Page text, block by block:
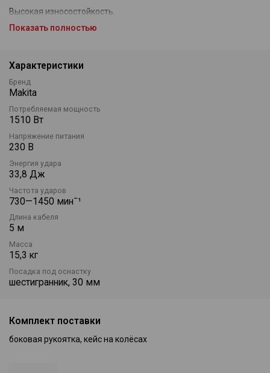
Высокая износостойкость.
Облегчённая рукоятка обеспечивает больший контроль над
Регулируемая боковая рукоятка обеспечивает удобство в
работе.
Фиксация клавиши включения для режима непрерывной
Индикатор подключения к сети и замены щёток
Показать полностью
Характеристики
Бренд
Makita
Потребляемая мощность
1510 Вт
Напряжение питания
230 В
Энергия удара
33,8 Дж
Частота ударов
730—1450 минˉ¹
Длина кабеля
5 м
Масса
15,3 кг
Посадка под оснастку
шестигранник, 30 мм
Комплект поставки
боковая рукоятка, кейс на колёсах